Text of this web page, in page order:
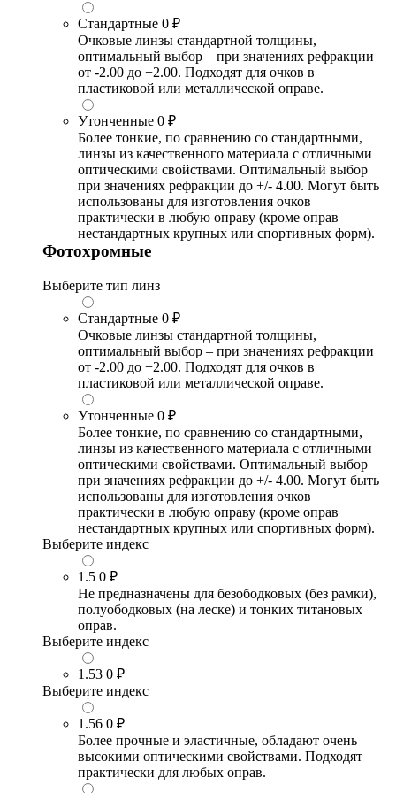
Стандартные 0 ₽
Очковые линзы стандартной толщины,
оптимальный выбор – при значениях рефракции
от -2.00 до +2.00. Подходят для очков в
пластиковой или металлической оправе.
Утонченные 0 ₽
Более тонкие, по сравнению со стандартными,
линзы из качественного материала с отличными
оптическими свойствами. Оптимальный выбор
при значениях рефракции до +/- 4.00. Могут быть
использованы для изготовления очков
практически в любую оправу (кроме оправ
нестандартных крупных или спортивных форм).
Фотохромные
Выберите тип линз
Стандартные 0 ₽
Очковые линзы стандартной толщины,
оптимальный выбор – при значениях рефракции
от -2.00 до +2.00. Подходят для очков в
пластиковой или металлической оправе.
Утонченные 0 ₽
Более тонкие, по сравнению со стандартными,
линзы из качественного материала с отличными
оптическими свойствами. Оптимальный выбор
при значениях рефракции до +/- 4.00. Могут быть
использованы для изготовления очков
практически в любую оправу (кроме оправ
нестандартных крупных или спортивных форм).
Выберите индекс
1.5 0 ₽
Не предназначены для безободковых (без рамки),
полуободковых (на леске) и тонких титановых
оправ.
Выберите индекс
1.53 0 ₽
Выберите индекс
1.56 0 ₽
Более прочные и эластичные, обладают очень
высокими оптическими свойствами. Подходят
практически для любых оправ.